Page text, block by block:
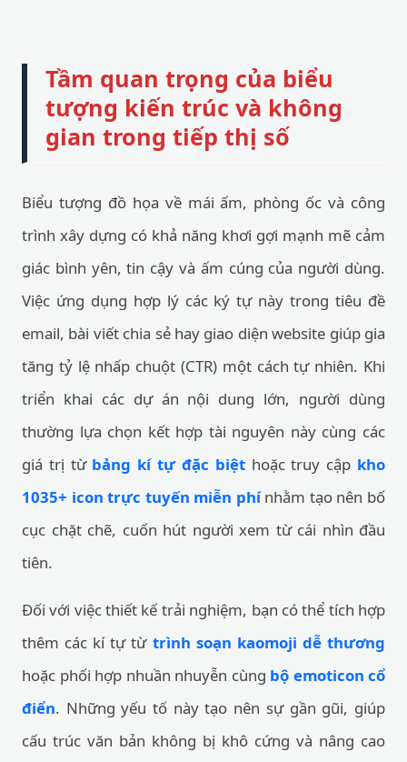
Tầm quan trọng của biểu
tượng kiến trúc và không
gian trong tiếp thị số
Biểu tượng đồ họa về mái ấm, phòng ốc và công
trình xây dựng có khả năng khơi gợi mạnh mẽ cảm
giác bình yên, tin cậy và ấm cúng của người dùng.
Việc ứng dụng hợp lý các ký tự này trong tiêu đề
email, bài viết chia sẻ hay giao diện website giúp gia
tăng tỷ lệ nhấp chuột (CTR) một cách tự nhiên. Khi
triển khai các dự án nội dung lớn, người dùng
thường lựa chọn kết hợp tài nguyên này cùng các
giá trị từ bảng kí tự đặc biệthoặc truy cập kho
1035+ icon trực tuyến miễn phínhằm tạo nên bố
cục chặt chẽ, cuốn hút người xem từ cái nhìn đầu
tiên.
Đối với việc thiết kế trải nghiệm, bạn có thể tích hợp
thêm các kí tự từ trình soạn kaomoji dễ thương
hoặc phối hợp nhuần nhuyễn cùng bộ emoticon cổ
điển. Những yếu tố này tạo nên sự gần gũi, giúp
cấu trúc văn bản không bị khô cứng và nâng cao